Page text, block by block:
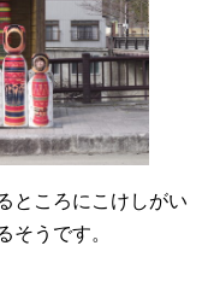
ところにこけしがい
そうです。